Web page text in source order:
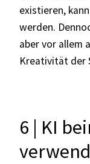
existieren,
werden.
aber vor allem
Kreativität der
6 | KI